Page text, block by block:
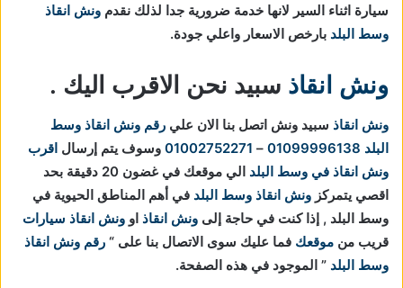
سيارة اثناء السير لانها خدمة ضرورية جدا لذلك نقدم ونش انقاذ
وسط البلد بارخص الاسعار واعلي جودة.
ونش انقاذ سبيد نحن الاقرب اليك .
ونش انقاذ سبيد ونش اتصل بنا الان علي رقم ونش انقاذ وسط
البلد 01099996138
–
01002752271 وسوف يتم إرسال اقرب
ونش انقاذ في وسط البلد
الي موقعك في غضون 20 دقيقة بحد
اقصي يتمركز ونش انقاذ وسط البلد في أهم المناطق الحيوية في
وسط البلد , إذا كنت في حاجة إلى ونش انقاذ او ونش انقاذ سيارات
قريب من موقعك فما عليك سوى الاتصال بنا على “ رقم ونش انقاذ
وسط البلد ” الموجود في هذه الصفحة.